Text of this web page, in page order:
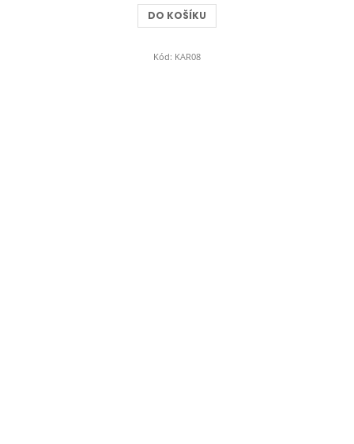
z
5
DO KOŠÍKU
Kód: KAR08